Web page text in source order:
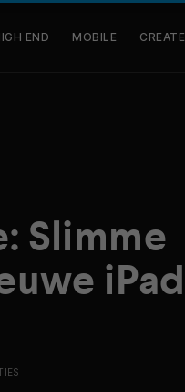
END MOBILE CREATE
Slimme
iPad